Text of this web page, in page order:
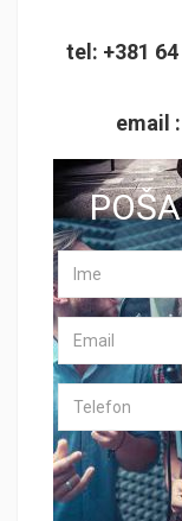
tel: +381 64
email :